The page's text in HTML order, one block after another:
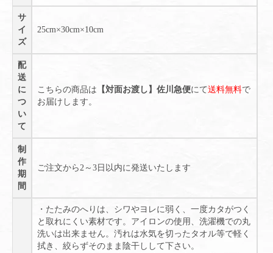
サ
イ
ズ
25cm×30cm×10cm
配
送
に
つ
い
て
こちらの商品は 【対面お渡し】佐川急便にて送料無料で
お届けします。
制
作
期
間
ご注文から2～3日以内に発送いたします
・たたみのへりは、シワやヨレに弱く、一度カタがつく
と取れにくい素材です。アイロンの使用、洗濯機での丸
洗いは出来ません。汚れは水気を切ったタオル等で軽く
拭き、絞らずそのまま陰干しして下さい。